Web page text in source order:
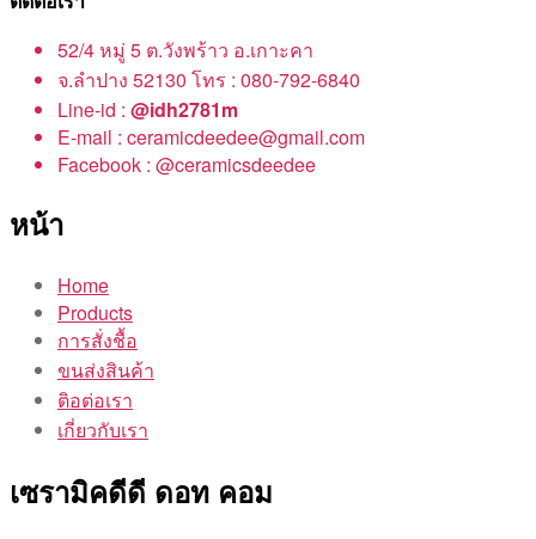
52/4 หมู่ 5 ต.วังพร้าว อ.เกาะคา
จ.ลำปาง 52130 โทร : 080-792-6840
Line-id : @idh2781m
E-mail : ceramicdeedee@gmail.com
Facebook : @ceramicsdeedee
หน้า
Home
Products
การสั่งชื้อ
ขนส่งสินค้า
ติอต่อเรา
เกี่ยวกับเรา
เซรามิคดีดี ดอท คอม